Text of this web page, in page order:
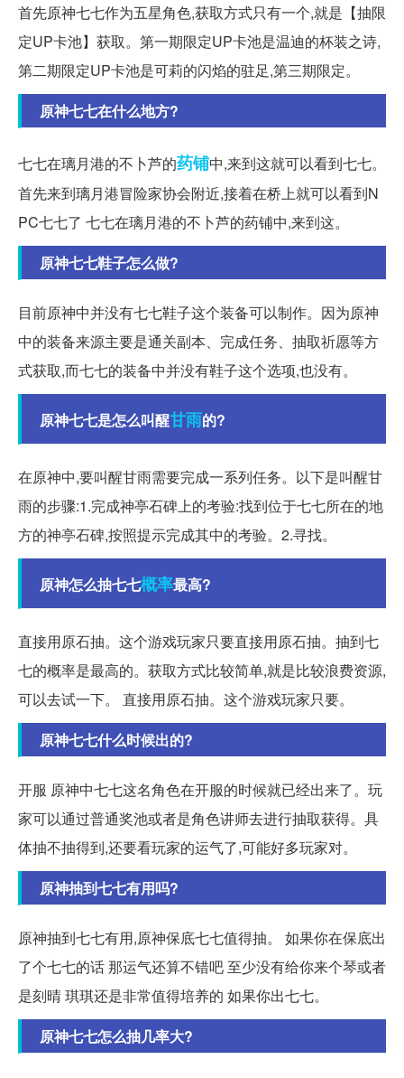
首先原神七七作为五星角色,获取方式只有一个,就是【抽限
定UP卡池】获取。第一期限定UP卡池是温迪的杯装之诗,
第二期限定UP卡池是可莉的闪焰的驻足,第三期限定。
原神七七在什么地方?
七七在璃月港的不卜芦的药铺中,来到这就可以看到七七。
首先来到璃月港冒险家协会附近,接着在桥上就可以看到N
PC七七了 七七在璃月港的不卜芦的药铺中,来到这。
原神七七鞋子怎么做?
目前原神中并没有七七鞋子这个装备可以制作。因为原神
中的装备来源主要是通关副本、完成任务、抽取祈愿等方
式获取,而七七的装备中并没有鞋子这个选项,也没有。
原神七七是怎么叫醒甘雨的?
在原神中,要叫醒甘雨需要完成一系列任务。以下是叫醒甘
雨的步骤:1.完成神亭石碑上的考验:找到位于七七所在的地
方的神亭石碑,按照提示完成其中的考验。2.寻找。
原神怎么抽七七概率最高?
直接用原石抽。这个游戏玩家只要直接用原石抽。抽到七
七的概率是最高的。获取方式比较简单,就是比较浪费资源,
可以去试一下。 直接用原石抽。这个游戏玩家只要。
原神七七什么时候出的?
开服 原神中七七这名角色在开服的时候就已经出来了。玩
家可以通过普通奖池或者是角色讲师去进行抽取获得。具
体抽不抽得到,还要看玩家的运气了,可能好多玩家对。
原神抽到七七有用吗?
原神抽到七七有用,原神保底七七值得抽。 如果你在保底出
了个七七的话 那运气还算不错吧 至少没有给你来个琴或者
是刻晴 琪琪还是非常值得培养的 如果你出七七。
原神七七怎么抽几率大?